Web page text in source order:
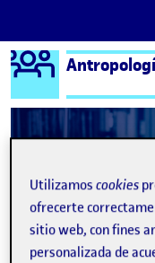
Saltar al contenido
Logo Ágora
Semestre 20242 - Aula 2
Utilizamoscookies
ofrecerte
sitio web, con fines
personalizada de